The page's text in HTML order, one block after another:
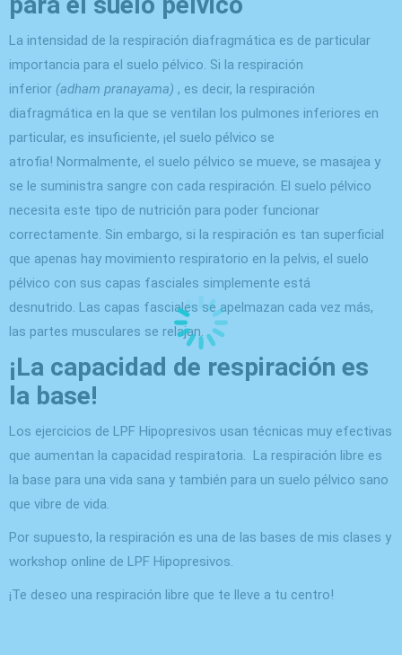
La intensidad de la respiración diafragmática es de particular
importancia para el suelo pélvico. Si la respiración
inferior (adham pranayama) , es decir, la respiración
diafragmática en la que se ventilan los pulmones inferiores en
particular, es insuficiente, ¡el suelo pélvico se
atrofia! Normalmente, el suelo pélvico se mueve, se masajea y
se le suministra sangre con cada respiración. El suelo pélvico
necesita este tipo de nutrición para poder funcionar
correctamente. Sin embargo, si la respiración es tan superficial
que apenas hay movimiento respiratorio en la pelvis, el suelo
pélvico con sus capas fasciales simplemente está
desnutrido. Las capas fasciales se apelmazan cada vez más,
las partes musculares se relajan.
¡La capacidad de respiración es
la base!
Los ejercicios de LPF Hipopresivos usan técnicas muy efectivas
que aumentan la capacidad respiratoria. La respiración libre es
la base para una vida sana y también para un suelo pélvico sano
que vibre de vida.
Por supuesto, la respiración es una de las bases de mis clases y
workshop online de LPF Hipopresivos.
¡Te deseo una respiración libre que te lleve a tu centro!